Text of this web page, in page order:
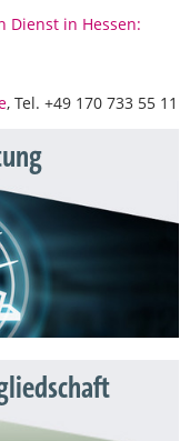
in Hessen:
, Tel. +49 170 733 55 11